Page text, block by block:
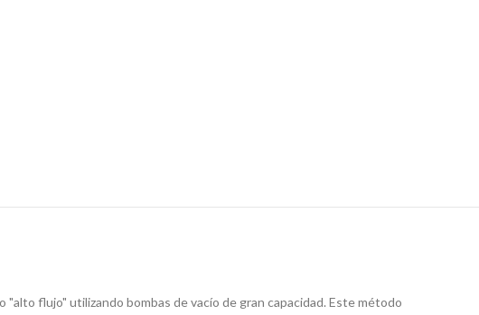
flujo" utilizando bombas de vacío de gran capacidad. Este método